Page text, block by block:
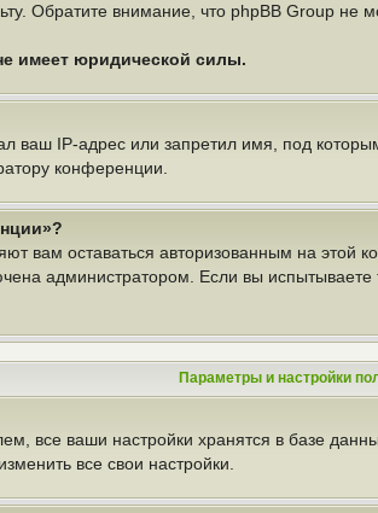
Обратите внимание, что phpBB Group
имеет юридической силы.
ваш IP-адрес или запретил имя, под
конференции.
вам оставаться авторизованным на этой
администратором. Если вы
Параметры и настройки
все ваши настройки хранятся в базе
все свои настройки.